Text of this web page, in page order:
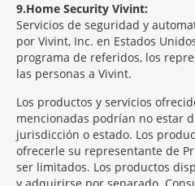
9 Home Security Vivint:
Servicios de seguridad y
por Vivint, Inc. en Estados
programa de referidos, los
las personas a Vivint.
Los productos y servicios
mencionadas podrían no estar
jurisdicción o estado. Los
ofrecerle su representante de
ser limitados. Los productos